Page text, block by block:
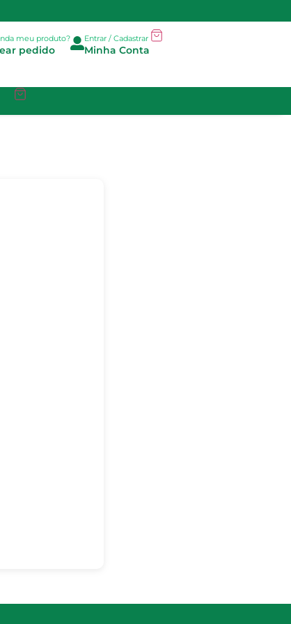
meu produto?
pedido
Entrar / Cadastrar
Minha Conta